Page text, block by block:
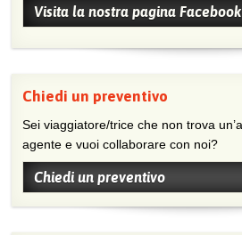
Visita la nostra pagina Facebook
Chiedi un preventivo
Sei viaggiatore/trice che non trova un’agenzia vicina o sei
agente e vuoi collaborare con noi?
Chiedi un preventivo